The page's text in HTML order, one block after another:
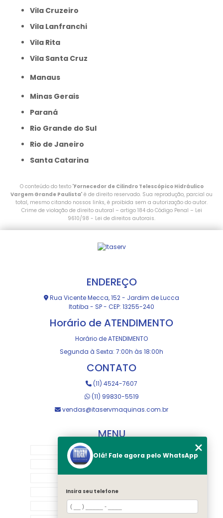
Vila Cruzeiro
Vila Lanfranchi
Vila Rita
Vila Santa Cruz
Manaus
Minas Gerais
Paraná
Rio Grande do Sul
Rio de Janeiro
Santa Catarina
O conteúdo do texto "Fornecedor de Cilindro Telescópico Hidráulico
Vargem Grande Paulista" é de direito reservado. Sua reprodução, parcial ou
total, mesmo citando nossos links, é proibida sem a autorização do autor.
Crime de violação de direito autoral – artigo 184 do Código Penal – Lei
9610/98 - Lei de direitos autorais.
ENDEREÇO
Rua Vicente Mecca, 152 - Jardim de Lucca
Itatiba - SP - CEP: 13255-240
Horário de ATENDIMENTO
Horário de ATENDIMENTO
Segunda à Sexta: 7:00h às 18:00h
CONTATO
(11) 4524-7607
(11) 99830-5519
vendas@itaservmaquinas.com.br
MENU
MANUTENÇÃO E USINAGEM
LOJA
EQUIPAMENTOS
Olá! Fale agora pelo WhatsApp
Insira seu telefone